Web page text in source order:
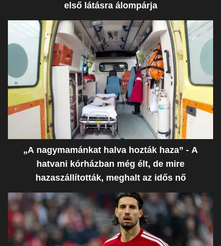
első látásra álompárja
„A nagymamánkat halva hozták haza” - A
hatvani kórházban még élt, de mire
hazaszállították, meghalt az idős nő